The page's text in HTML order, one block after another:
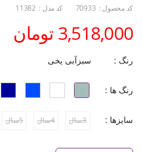
کد محصول : 70933 کد مدل : 11382
3,518,000 تومان
رنگ : سبزآبی یخی
رنگ ها :
سایزها : 3سال 4سال 5سال